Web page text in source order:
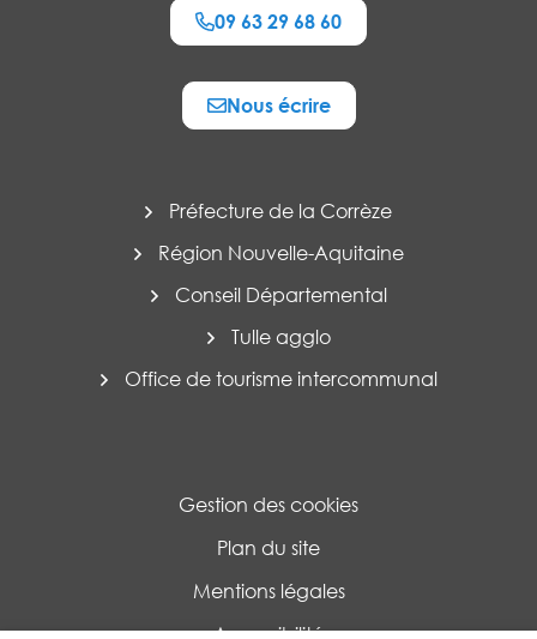
09 63 29 68 60
Nous écrire
Préfecture de la Corrèze
Région Nouvelle-Aquitaine
Conseil Départemental
Tulle agglo
Office de tourisme intercommunal
Gestion des cookies
Plan du site
Mentions légales
Accessibilité